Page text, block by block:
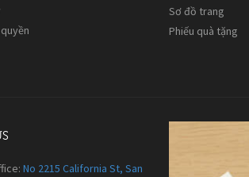
Sơ đồ trang
Phiếu quà tặng
No 2215 California St, San